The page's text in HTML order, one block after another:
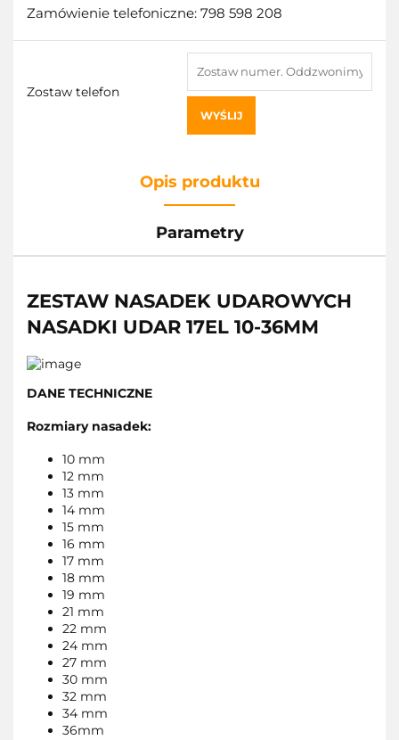
Zamówienie telefoniczne: 798 598 208
Zostaw telefon
WYŚLIJ
Opis produktu
Parametry
ZESTAW NASADEK UDAROWYCH
NASADKI UDAR 17EL 10-36MM
DANE TECHNICZNE
Rozmiary nasadek:
10 mm
12 mm
13 mm
14 mm
15 mm
16 mm
17 mm
18 mm
19 mm
21 mm
22 mm
24 mm
27 mm
30 mm
32 mm
34 mm
36mm